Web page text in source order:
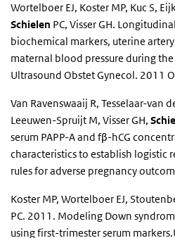
Wortelboer EJ, Koster MP, Kuc S,
Schielen PC, Visser GH.
biochemical markers, uterine
maternal blood pressure during
Ultrasound Obstet Gynecol. 2011
Van Ravenswaaij R, Tesselaar-van
Leeuwen-Spruijt M, Visser GH,
serum PAPP-A and fβ-hCG
characteristics to establish logistic
rules for adverse pregnancy
Koster MP, Wortelboer EJ,
PC. 2011. Modeling Down
using first-trimester serum